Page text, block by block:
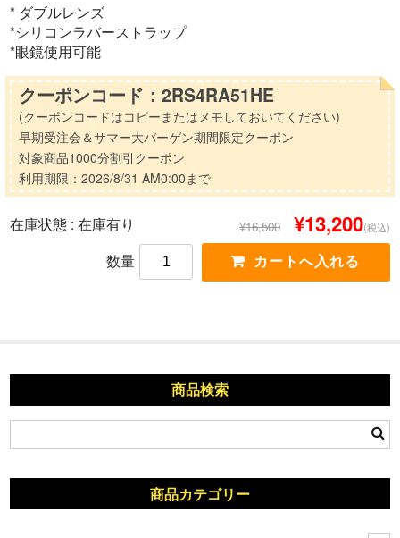
* ダブルレンズ
*シリコンラバーストラップ
*眼鏡使用可能
クーポンコード：2RS4RA51HE
(クーポンコードはコピーまたはメモしておいてください)
早期受注会＆サマー大バーゲン期間限定クーポン
対象商品1000分割引クーポン
利用期限：2026/8/31 AM0:00まで
在庫状態 : 在庫有り ¥16,500 ¥13,200(税込)
数量
商品検索
商品カテゴリー